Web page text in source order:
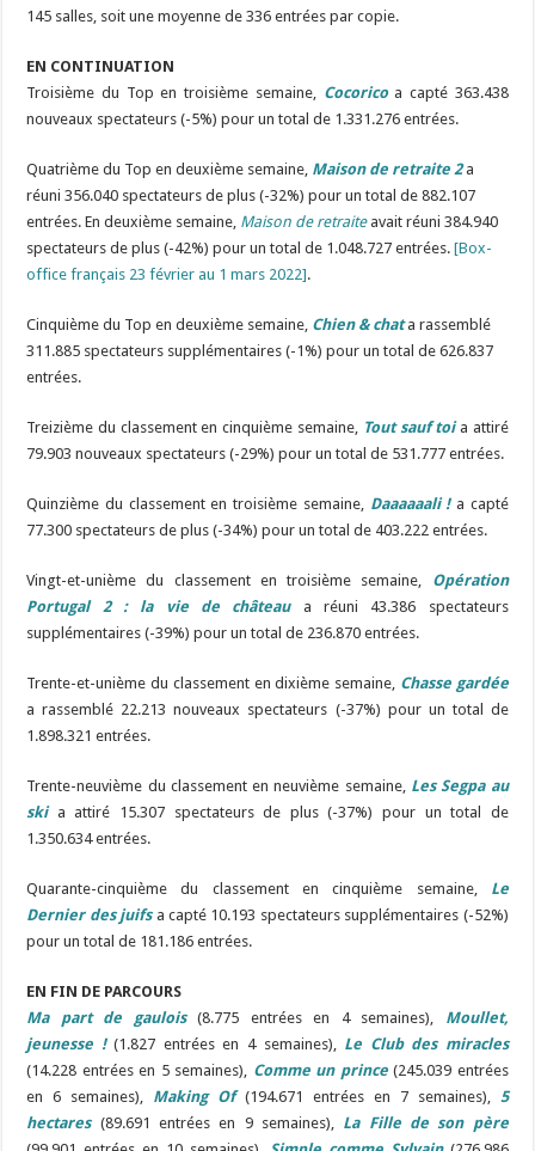
145 salles, soit une moyenne de 336 entrées par copie.
EN CONTINUATION
Troisième du Top en troisième semaine, Cocoricoa capté 363.438
nouveaux spectateurs (-5%) pour un total de 1.331.276 entrées.
Quatrième du Top en deuxième semaine, Maison de retraite 2a
réuni 356.040 spectateurs de plus (-32%) pour un total de 882.107
entrées. En deuxième semaine, Maison de retraiteavait réuni 384.940
spectateurs de plus (-42%) pour un total de 1.048.727 entrées.[Box-
office français 23 février au 1 mars 2022].
Cinquième du Top en deuxième semaine, Chien & chata rassemblé
311.885 spectateurs supplémentaires (-1%) pour un total de 626.837
entrées.
Treizième du classement en cinquième semaine, Tout sauf toia attiré
79.903 nouveaux spectateurs (-29%) pour un total de 531.777 entrées.
Quinzième du classement en troisième semaine, Daaaaaali !a capté
77.300 spectateurs de plus (-34%) pour un total de 403.222 entrées.
Vingt-et-unième du classement en troisième semaine, Opération
Portugal 2 : la vie de châteaua réuni 43.386 spectateurs
supplémentaires (-39%) pour un total de 236.870 entrées.
Trente-et-unième du classementen dixième semaine, Chasse gardée
arassemblé 22.213nouveaux spectateurs (-37%) pour un total de
1.898.321 entrées.
Trente-neuvième du classement en neuvième semaine, Les Segpa au
skia attiré 15.307 spectateurs de plus (-37%) pour un total de
1.350.634 entrées.
Quarante-cinquième du classementen cinquième semaine, Le
Dernier des juifsacapté 10.193 spectateurs supplémentaires (-52%)
pour un total de 181.186 entrées.
EN FIN DE PARCOURS
Ma part de gaulois(8.775 entrées en 4 semaines), Moullet,
jeunesse !(1.827 entrées en 4 semaines), Le Club des miracles
(14.228 entrées en 5 semaines), Comme un prince(245.039 entrées
en 6 semaines), Making Of(194.671 entrées en 7 semaines), 5
hectares(89.691 entrées en 9 semaines), La Fille de son père